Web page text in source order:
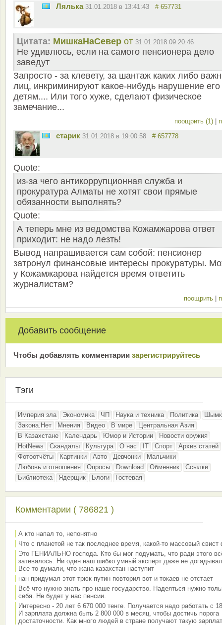
Лялька 31.01.2018 в 13:41:43 # 657731
Цитата: МишкаНаСевер от 31.01.2018 09:20:46
Не удивлюсь, если на самого пенсионера дело
заведут
Запросто - за клевету, за шантаж каких либо
лиц, инкриминируют какое-нибудь нарушение его
детям.... Или того хуже, сделают физическое
замечание...
поощрить (1)
старик 31.01.2018 в 19:00:58 # 657778
Quote:
из-за чего антикоррупционная служба и
прокуратура Алматы не хотят свои прямые
обязанности выполнять?
Quote:
А теперь мне из ведомства Кожамжарова ответ
приходит: не надо лезть!
Вывод напрашивается сам собой: пенсионер
затронул финансовые интересы прокуратуры.
у Кожамжарова найдется время ответить
журналистам?
поощрить
Добавить сообщение
Чтобы добавлять комментарии зарeгиcтрирyйтeсь
Тэги
Империя зла Экономика ЧП Наука и техника Политика
Закона.Нет
Мнения Видео В мире
Центральная Азия
В Казахстане
Календарь Юмор и Истории
Новости оружия
HotNews
Скандалы Культура О нас IT Спорт
Архив статей
Фотоотчёты
Картинки Авто Девчонки
Мальчики
Любовь и отношения
Опросы Download Обменник
Ссылки
Библиотека
Ядерщик Блоги Гостевая
Комментарии ( 786821 )
А кто напал то, непонятно
Что с планетой не так последнее время, какой-то массовый свист
Это ГЕНИАЛЬНО господа. Кто бы мог подумать, что ради этого
затевалось. Ни один наш шибко умный эксперт даже не
Все то думали, что жана казахстан наступит
нан придумал этот трюк путин повторил вот и токаев не отстает
Всё что нужно знать про наше государство. Надеяться нужно
себя. Не будет у нас пенсии.
Интересно - 20 лет 6 670 000 тенге. Получается надо работать с
И зарплата должна быть 2 800 000 в месяц, чтобы достичь порога
достаточности. Как много людей в стране получают такую